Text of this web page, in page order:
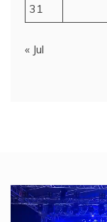
31
« Jul
Video
Player